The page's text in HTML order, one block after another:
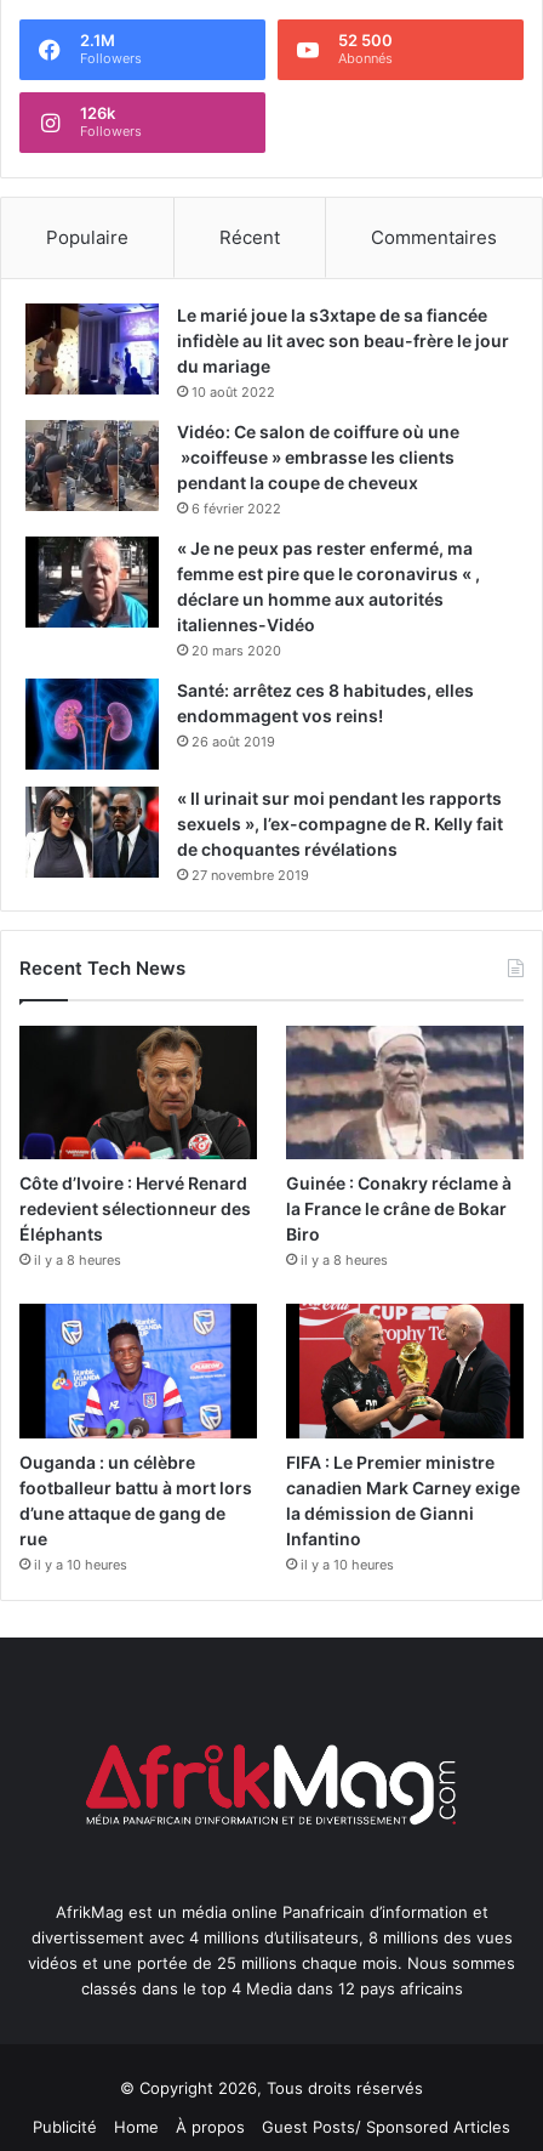
2.1M
Followers
52 500
Abonnés
126k
Followers
Populaire Récent Commentaires
Le marié joue la s3xtape de sa fiancée
infidèle au lit avec son beau-frère le jour
du mariage
10 août 2022
Vidéo: Ce salon de coiffure où une
»coiffeuse » embrasse les clients
pendant la coupe de cheveux
6 février 2022
« Je ne peux pas rester enfermé, ma
femme est pire que le coronavirus « ,
déclare un homme aux autorités
italiennes-Vidéo
20 mars 2020
Santé: arrêtez ces 8 habitudes, elles
endommagent vos reins!
26 août 2019
« Il urinait sur moi pendant les rapports
sexuels », l’ex-compagne de R. Kelly fait
de choquantes révélations
27 novembre 2019
Recent Tech News
Côte d’Ivoire : Hervé Renard
redevient sélectionneur des
Éléphants
il y a 8 heures
Guinée : Conakry réclame à
la France le crâne de Bokar
Biro
il y a 8 heures
Ouganda : un célèbre
footballeur battu à mort lors
d’une attaque de gang de
rue
il y a 10 heures
FIFA : Le Premier ministre
canadien Mark Carney exige
la démission de Gianni
Infantino
il y a 10 heures
AfrikMag est un média online Panafricain d’information et
divertissement avec 4 millions d’utilisateurs, 8 millions des vues
vidéos et une portée de 25 millions chaque mois. Nous sommes
classés dans le top 4 Media dans 12 pays africains
© Copyright 2026, Tous droits réservés
Publicité
Home À propos Guest Posts/ Sponsored Articles